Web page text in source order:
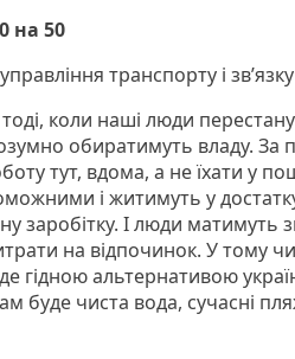
на 50
транспорту і
коли наші люди
обиратимуть владу. За
тут, вдома, а не їхати у
і житимуть у
заробітку. І люди матимуть
на відпочинок. У тому
гідною альтернативою
буде чиста вода, сучасні